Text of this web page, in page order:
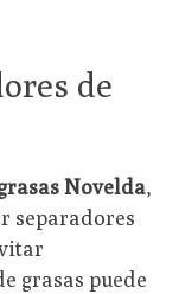
de
Novelda,
separadores
grasas puede